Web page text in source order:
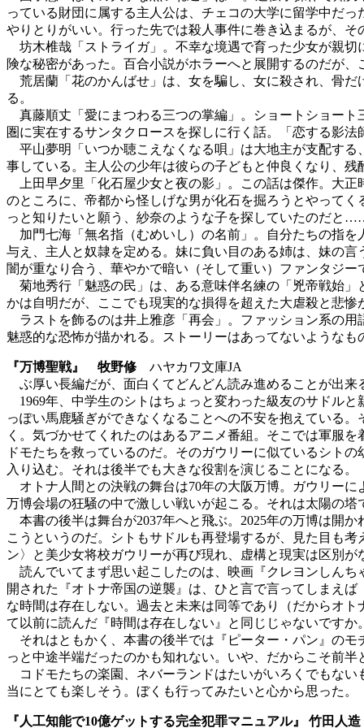
っている財団に属する主人公は、チェコの大学に留学中だ
やりとりがいい。行った先では殺人事件に巻き込まるが、
坊木椎哉「ストライガ」。不幸な境遇で育った少女が親切
険な秘密があった。百合小説がホラーへと展開するのだが
荒居蘭「花のかんばせ」は、女を騙し、女に殺され、骨だ
る。
真藤順丈「愛にまつわる三つの掌編」。ショートショート
圏に実在するサンタクロースを探しに行く話。「恋する影
平山夢明「いつか聴こえなくなる唄」は大地主が支配する
事している。主人公の少年は彼らの子どもと仲良くなり、
上田早夕里「化石屋少女と夜の影」。この話は傑作。大正
のところに、帝都から怪しげな男が化石を掘ろうとやって
っと知りたいと願う、紗奈のような子を探していたのだと
加門七海「無名指（むめいし）の名前」。自分たちの指を
与え、主人と奴隷を定める。妹に負い目のある姉は、妹の
闇が重なり合う、華やかで暗い（そして重い）ファンタジー
菊地秀行「魅惑の民」は、ある意味伴名練の「兇帝戦始」
かは自明だが、ここでも現実的な損得を超えた大虐殺と悲
ラストを飾るのは井上雅彦「再会」。ファッション系の用
魅惑的な恐怖が描かれる。ストーリーはあってないような
『万博聖戦』 牧野修 ハヤカワ文庫JA
ぶ厚い長編だが、面白くてどんどん読み進めることが出
1969年、中学生のシトはちょっと変わった級友のサドル
っぽい馬鹿騒ぎができなくなることへの不安を抱えている
く。気づかせてくれたのはあるアニメ番組。そこでは軍服
ドモたちを救っているのだ。そのガウリーに似ているシト
入り込む。それは後半でも大きな役割を演じることになる。
オトナ人間との決戦の舞台は70年の大阪万博。ガウリー
万博会場の狂騒の中で激しい戦いが起こる。それは太陽の
本書の後半は舞台が2037年へと飛ぶ。2025年の万博は開
こうというのだ。シトもサドルも再登場するが、見た目も
ン〉と美少女将校ガウリーが再び現れ、虚構と現実は区別
読んでいてまず思い起こしたのは、映画『クレヨンしんち
開された『オトナ帝国の逆襲』は、ひと言で言ってしまえ
な時間は存在しない。過去と未来は同等であり（だからオ
て以前に読んだ『時間は存在しない』と同じじゃないです
それはともかく、本書の後半では『ピーター・パン』のモ
っと中途半端だったのかも知れない。いや、だからこそ前
コドモたちの楽園、ネバーランドはたいがいろくでもない
当にとても楽しそう。ぼくも行ってみたいと心から思った。
『人工知能で10億ゲットする完全犯罪マニュアル』 竹田人造